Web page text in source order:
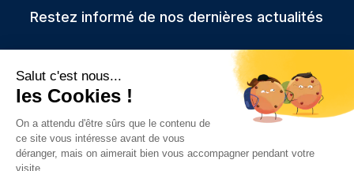
Restez informé de nos dernières actualités
Veuillez
laisser
ce
champ
vide.
Les informations recueillies via ce formulaire sont stockées et
utilisées uniquement pour traiter votre demande,
conformément au RGPD.